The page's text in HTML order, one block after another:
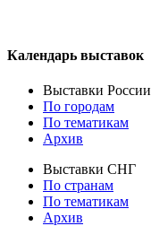
Календарь выставок
Выставки России
По городам
По тематикам
Архив
Выставки СНГ
По странам
По тематикам
Архив